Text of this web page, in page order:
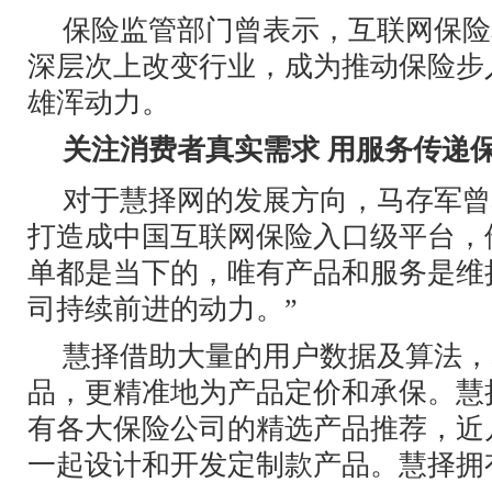
保险监管部门曾表示，互联网保
深层次上改变行业，成为推动保险
雄浑动力。
关注消费者真实需求 用服务传递
对于慧择网的发展方向，马存军
打造成中国互联网保险入口级平台
单都是当下的，唯有产品和服务是
司持续前进的动力。”
慧择借助大量的用户数据及算法
品，更精准地为产品定价和承保。
有各大保险公司的精选产品推荐，
一起设计和开发定制款产品。慧择